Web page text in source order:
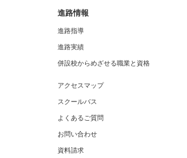
進路情報
進路指導
進路実績
併設校からめざせる職業と資格
アクセスマップ
スクールバス
よくあるご質問
お問い合わせ
資料請求